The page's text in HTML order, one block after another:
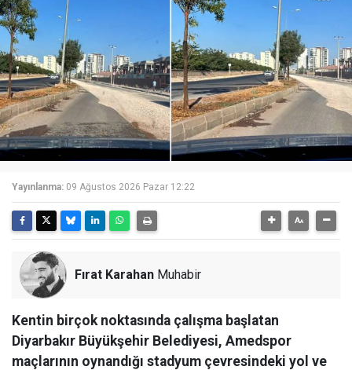
Yayınlanma: 09 Ağustos 2026 Pazar 12:22
Fırat Karahan Muhabir
Kentin birçok noktasında çalışma başlatan
Diyarbakır Büyükşehir Belediyesi, Amedspor
maçlarının oynandığı stadyum çevresindeki yol ve